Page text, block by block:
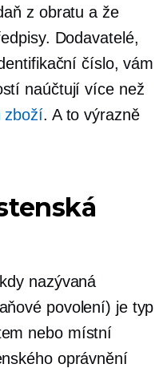
z obratu a že
Dodavatelé,
číslo, vám
naúčtují více než
zboží. A to výrazně
nazývaná
povolení) je typ
nebo místní
oprávnění